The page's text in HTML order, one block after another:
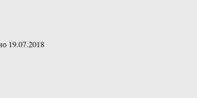
19.07.2018